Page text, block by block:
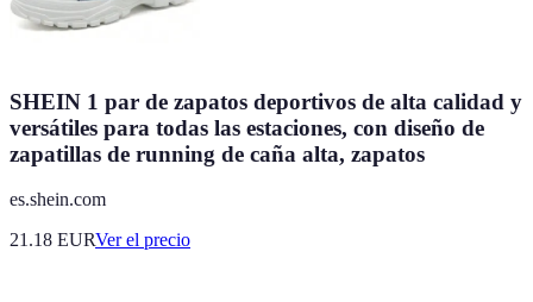
SHEIN 1 par de zapatos deportivos de alta calidad y
versátiles para todas las estaciones, con diseño de
zapatillas de running de caña alta, zapatos
es.shein.com
21.18 EURVer el precio